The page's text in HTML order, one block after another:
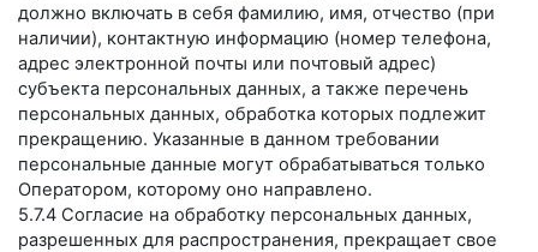
должно включать в себя фамилию, имя, отчество (при
наличии), контактную информацию (номер телефона,
адрес электронной почты или почтовый адрес)
субъекта персональных данных, а также перечень
персональных данных, обработка которых подлежит
прекращению. Указанные в данном требовании
персональные данные могут обрабатываться только
Оператором, которому оно направлено.
5.7.4 Согласие на обработку персональных данных,
разрешенных для распространения, прекращает свое